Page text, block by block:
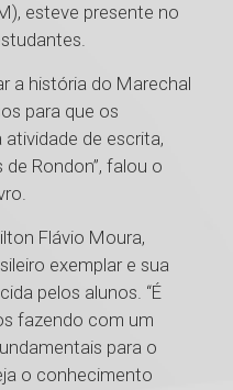
esteve presente no
a história do Marechal
para que os
de escrita,
Rondon”, falou o
Flávio Moura,
exemplar e sua
pelos alunos. “É
fazendo com um
para o
o conhecimento